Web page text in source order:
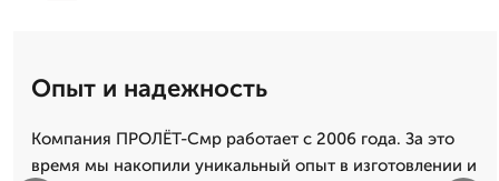
Опыт и надежность
Компания ПРОЛЁТ-Смр работает с 2006 года. За это
время мы накопили уникальный опыт в изготовлении и